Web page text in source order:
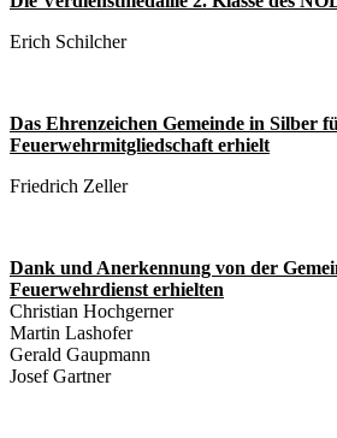
Erich Schilcher
Das Ehrenzeichen Gemeinde in Silber
Feuerwehrmitgliedschaft erhielt
Friedrich Zeller
Dank und Anerkennung von der
Feuerwehrdienst erhielten
Christian Hochgerner
Martin Lashofer
Gerald Gaupmann
Josef Gartner